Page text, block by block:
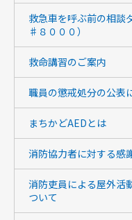
救急車を呼ぶ前の相談
♯８０００）
救命講習のご案内
職員の懲戒処分の公表
まちかどAEDとは
消防協力者に対する感
消防吏員による屋外活
ついて